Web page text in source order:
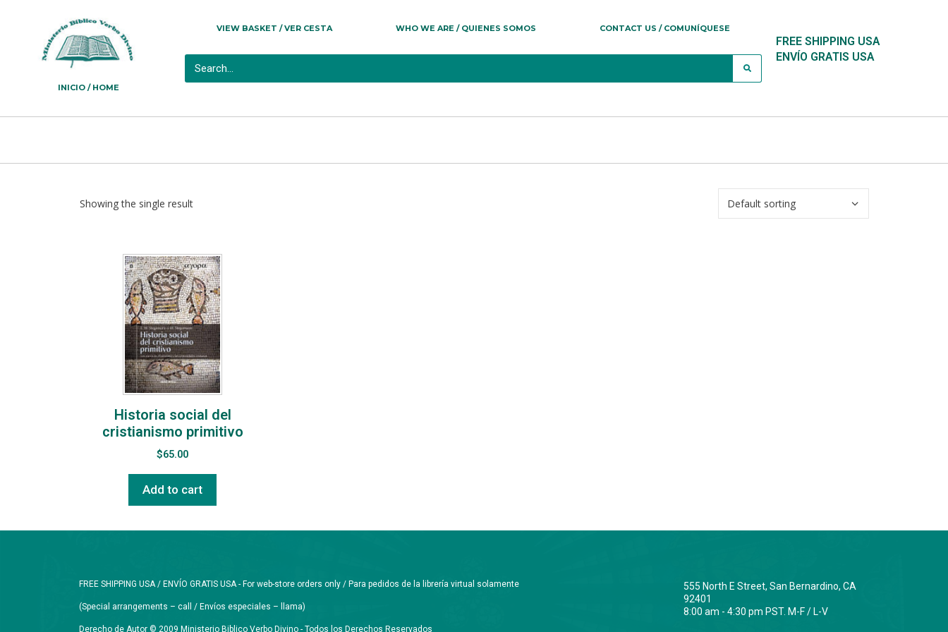
INICIO / HOME
VIEW BASKET / VER CESTA WHO WE ARE / QUIENES SOMOS CONTACT US / COMUNÍQUESE
FREE SHIPPING USA
ENVÍO GRATIS USA
Showing the single result
Historia social del
cristianismo primitivo
$65.00
Add to cart
FREE SHIPPING USA / ENVÍO GRATIS USA - For web-store orders only / Para pedidos de la librería virtual solamente
(Special arrangements – call / Envíos especiales – llama)
Derecho de Autor © 2009 Ministerio Biblico Verbo Divino - Todos los Derechos Reservados
555 North E Street, San Bernardino, CA
92401
8:00 am - 4:30 pm PST. M-F / L-V